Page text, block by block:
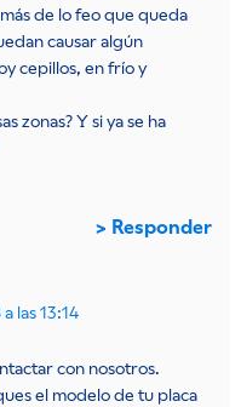
de lo feo que queda
causar algún
cepillos, en frío y
zonas? Y si ya se ha
Responder
las 13:14
con nosotros.
el modelo de tu placa